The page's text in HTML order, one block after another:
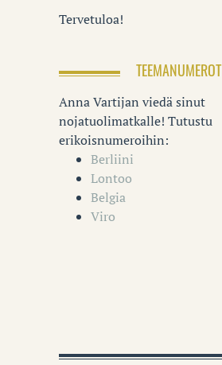
Tervetuloa!
TEEMANUMEROT
Anna Vartijan viedä sinut
nojatuolimatkalle! Tutustu
erikoisnumeroihin:
Berliini
Lontoo
Belgia
Viro